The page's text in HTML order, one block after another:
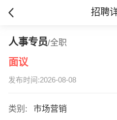
招聘
人事专员/全职
面议
发布时间:2026-08-08
类别:
市场营销